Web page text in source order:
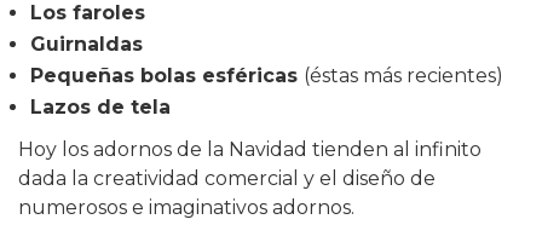
Los faroles
Guirnaldas
Pequeñas bolas esféricas (éstas más recientes)
Lazos de tela
Hoy los adornos de la Navidad tienden al infinito
dada la creatividad comercial y el diseño de
numerosos e imaginativos adornos.